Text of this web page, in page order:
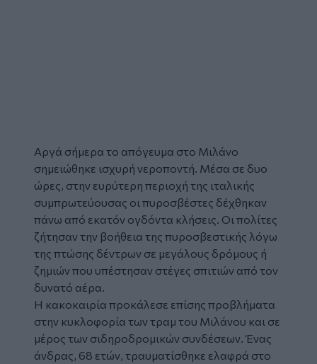
Αργά σήμερα το απόγευμα στο Μιλάνο
σημειώθηκε ισχυρή νεροποντή. Μέσα σε δυο
ώρες, στην ευρύτερη περιοχή της ιταλικής
συμπρωτεύουσας οι πυροσβέστες δέχθηκαν
πάνω από εκατόν ογδόντα κλήσεις. Οι πολίτες
ζήτησαν την βοήθεια της πυροσβεστικής λόγω
της πτώσης δέντρων σε μεγάλους δρόμους ή
ζημιών που υπέστησαν στέγες σπιτιών από τον
δυνατό αέρα.
Η κακοκαιρία προκάλεσε επίσης προβλήματα
στην κυκλοφορία των τραμ του Μιλάνου και σε
μέρος των σιδηροδρομικών συνδέσεων. Ένας
άνδρας, 68 ετών, τραυματίσθηκε ελαφρά στο